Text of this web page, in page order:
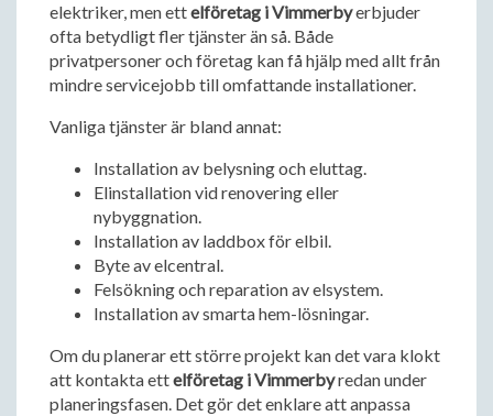
elektriker, men ettelföretag i Vimmerbyerbjuder
ofta betydligt fler tjänster än så. Både
privatpersoner och företag kan få hjälp med allt från
mindre servicejobb till omfattande installationer.
Vanliga tjänster är bland annat:
Installation av belysning och eluttag.
Elinstallation vid renovering eller
nybyggnation.
Installation av laddbox för elbil.
Byte av elcentral.
Felsökning och reparation av elsystem.
Installation av smarta hem-lösningar.
Om du planerar ett större projekt kan det vara klokt
att kontakta ettelföretag i Vimmerbyredan under
planeringsfasen. Det gör det enklare att anpassa